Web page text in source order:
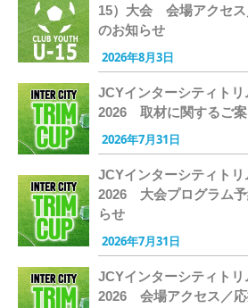
15）大会 会場アクセス
のお知らせ
2026年8月3日
JCYインターシティトリ
2026 取材に関するご
2026年7月31日
JCYインターシティトリ
2026 大会プログラム
らせ
2026年7月31日
JCYインターシティトリ
2026 会場アクセス／応